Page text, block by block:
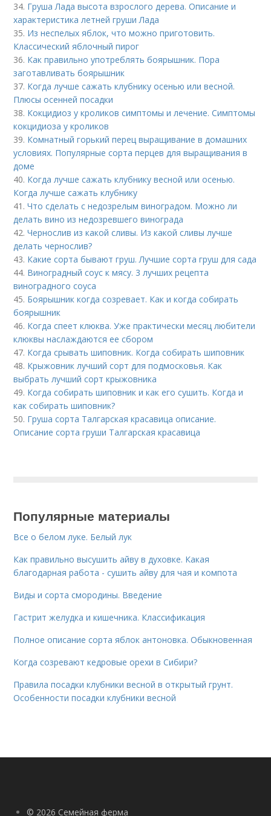
34. Груша Лада высота взрослого дерева. Описание и
характеристика летней груши Лада
35. Из неспелых яблок, что можно приготовить.
Классический яблочный пирог
36. Как правильно употреблять боярышник. Пора
заготавливать боярышник
37. Когда лучше сажать клубнику осенью или весной.
Плюсы осенней посадки
38. Кокцидиоз у кроликов симптомы и лечение. Симптомы
кокцидиоза у кроликов
39. Комнатный горький перец выращивание в домашних
условиях. Популярные сорта перцев для выращивания в
доме
40. Когда лучше сажать клубнику весной или осенью.
Когда лучше сажать клубнику
41.Что сделать с недозрелым виноградом. Можно ли
делать вино из недозревшего винограда
42.Чернослив из какой сливы. Из какой сливы лучше
делать чернослив?
43. Какие сорта бывают груш. Лучшие сорта груш для сада
44. Виноградный соус к мясу. 3 лучших рецепта
виноградного соуса
45. Боярышник когда созревает. Как и когда собирать
боярышник
46. Когда спеет клюква. Уже практически месяц любители
клюквы наслаждаются ее сбором
47. Когда срывать шиповник. Когда собирать шиповник
48. Крыжовник лучший сорт для подмосковья. Как
выбрать лучший сорт крыжовника
49. Когда собирать шиповник и как его сушить. Когда и
как собирать шиповник?
50. Груша сорта Талгарская красавица описание.
Описание сорта груши Талгарская красавица
Популярные материалы
Все о белом луке. Белый лук
Как правильно высушить айву в духовке. Какая
благодарная работа - сушить айву для чая и компота
Виды и сорта смородины. Введение
Гастрит желудка и кишечника. Классификация
Полное описание сорта яблок антоновка. Обыкновенная
Когда созревают кедровые орехи в Сибири?
Правила посадки клубники весной в открытый грунт.
Особенности посадки клубники весной
© 2026 Семейная ферма